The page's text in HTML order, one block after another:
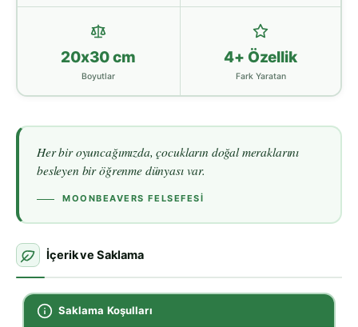
20x30 cm
Boyutlar
4+ Özellik
Fark Yaratan
Her bir oyuncağımızda, çocukların doğal meraklarını
besleyen bir öğrenme dünyası var.
MOONBEAVERS FELSEFESI
İçerik ve Saklama
Saklama Koşulları